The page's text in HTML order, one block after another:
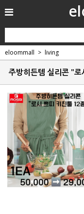
eloommall living
주방히든템 실리콘 "